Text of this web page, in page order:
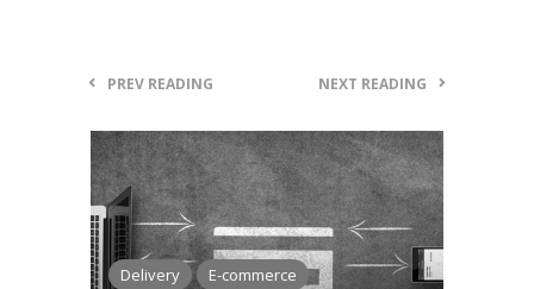
PREV READING NEXT READING
Delivery E-commerce